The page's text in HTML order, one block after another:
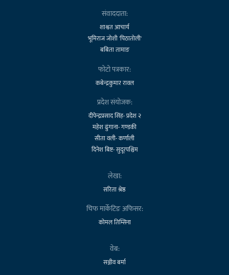
संवाददाता:
शाश्वत आचार्य
भूमिराज जोशी 'पिठातोली'
बबिता तामाङ
फोटो पत्रकार:
कबेन्द्रकुमार रावल
प्रदेश संयोजक:
दीपेन्द्रप्रसाद सिंह- प्रदेश २
महेश ढुंगाना- गण्डकी
सीता वली- कर्णाली
दिनेश बिष्ट- सुदूरपश्चिम
लेखा:
सरिता श्रेष्ठ
चिफ मार्केटिङ अफिसर:
कोमल तिम्सिना
वेब:
सञ्जीव बर्मा